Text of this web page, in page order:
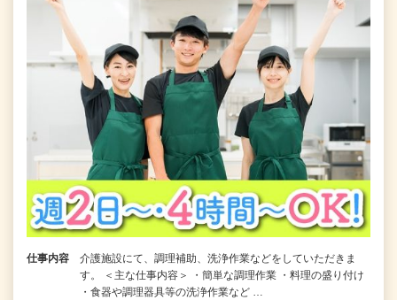
仕事内容
介護施設にて、調理補助、洗浄作業などをしていただきま
す。 ＜主な仕事内容＞ ・簡単な調理作業 ・料理の盛り付け
・食器や調理器具等の洗浄作業など …